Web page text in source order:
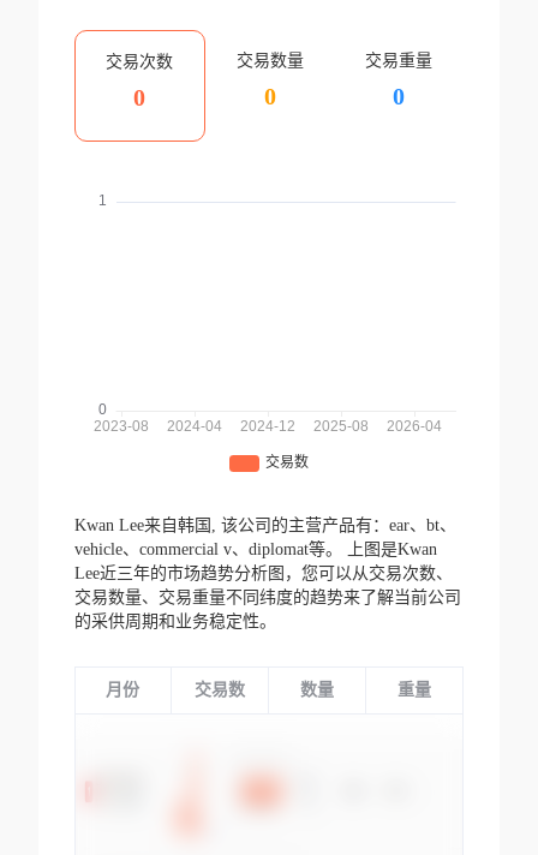
交易次数
0
交易数量
0
交易重量
0
Kwan Lee来自韩国, 该公司的主营产品有：ear、bt、
vehicle、commercial v、diplomat等。
上图是Kwan
Lee近三年的市场趋势分析图，您可以从交易次数、
交易数量、交易重量不同纬度的趋势来了解当前公司
的采供周期和业务稳定性。
月份 交易数 数量 重量